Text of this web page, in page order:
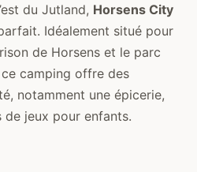
du Jutland, Horsens City
Idéalement situé pour
de Horsens et le parc
camping offre des
notamment une épicerie,
de jeux pour enfants.